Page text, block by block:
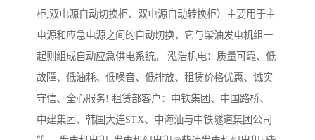
柜,双电源自动切换柜、双电源自动转换柜）主要用于主
电源和应急电源之间的自动切换，它与柴油发电机组一
起则组成自动应急供电系统。 泓浩机电：质量可靠、低
故障、低油耗、低噪音、低排放、租赁价格优惠、诚实
守信、全心服务! 租赁部客户：中铁集团、中国路桥、
中建集团、韩国大连STX、中海油与中铁隧道集团公司